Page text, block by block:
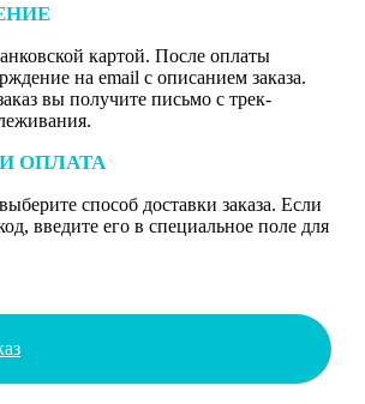
картой. После оплаты
на email с описанием заказа.
вы получите письмо с трек-
ОПЛАТА
способ доставки заказа. Если
введите его в специальное поле для